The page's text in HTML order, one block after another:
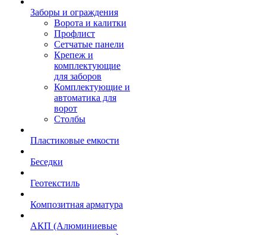
Заборы и ограждения
Ворота и калитки
Профлист
Сетчатые панели
Крепеж и
комплектующие
для заборов
Комплектующие и
автоматика для
ворот
Столбы
Пластиковые емкости
Беседки
Геотекстиль
Композитная арматура
АКП (Алюминиевые